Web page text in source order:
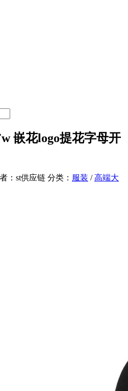
嵌花logo提花字母开
：st供应链 分类： 服装 /高端大